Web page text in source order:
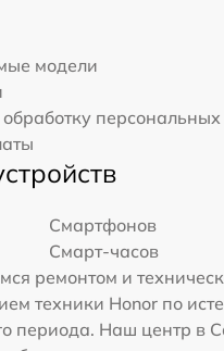
модели
обработку
Смартфонов
Смарт-часов
ремонтом и
техники Honor по
периода. Наш центр в